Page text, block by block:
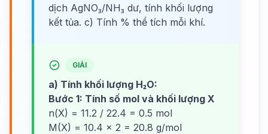
dịch AgNO₃/NH₃ dư, tính khối lượng
kết tủa. c) Tính % thể tích mỗi khí.
GIẢI
a) Tính khối lượng H₂O:
Bước 1: Tính số mol và khối lượng X
n(X) = 11.2 / 22.4 = 0.5 mol
M(X) = 10.4 × 2 = 20.8 g/mol